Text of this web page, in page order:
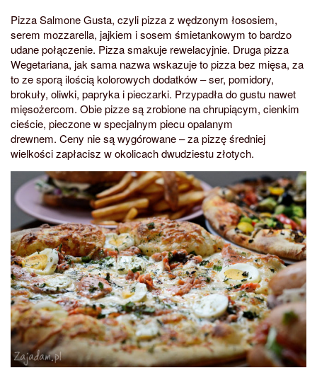
Pizza Salmone Gusta, czyli pizza z wędzonym łososiem,
serem mozzarella, jajkiem i sosem śmietankowym to bardzo
udane połączenie. Pizza smakuje rewelacyjnie. Druga pizza
Wegetariana, jak sama nazwa wskazuje to pizza bez mięsa, za
to ze sporą ilością kolorowych dodatków – ser, pomidory,
brokuły, oliwki, papryka i pieczarki. Przypadła do gustu nawet
mięsożercom. Obie pizze są zrobione na chrupiącym, cienkim
cieście, pieczone w specjalnym piecu opalanym
drewnem. Ceny nie są wygórowane – za pizzę średniej
wielkości zapłacisz w okolicach dwudziestu złotych.